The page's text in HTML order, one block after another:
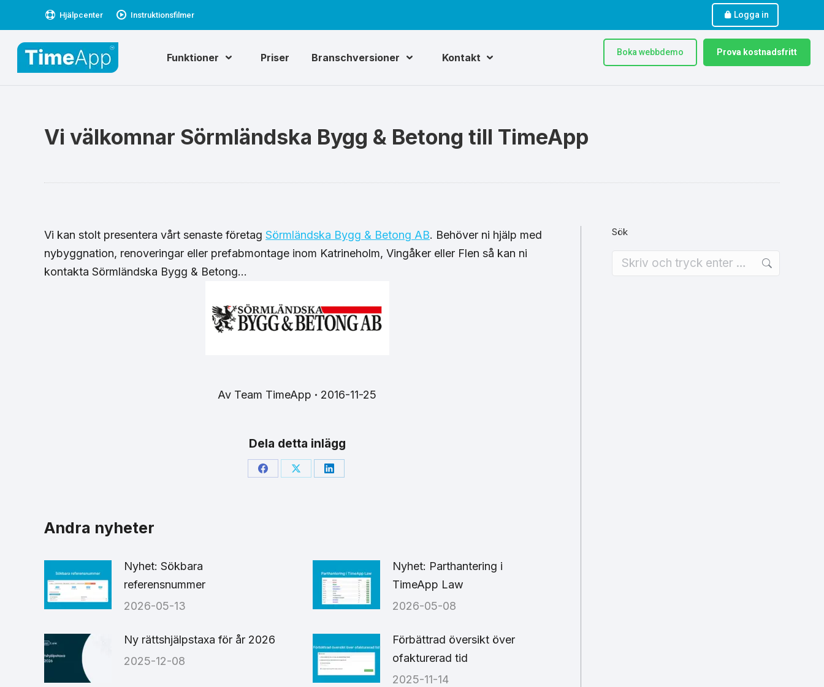
Hjälpcenter Instruktionsfilmer Logga in
Funktioner Priser Branschversioner Kontakt Boka webbdemo Prova kostnadsfritt
Vi välkomnar Sörmländska Bygg & Betong till TimeApp
Vi kan stolt presentera vårt senaste företag Sörmländska Bygg & Betong AB. Behöver ni hjälp med
nybyggnation, renoveringar eller prefabmontage inom Katrineholm, Vingåker eller Flen så kan ni
kontakta Sörmländska Bygg & Betong…
Av Team TimeApp 2016-11-25
Dela detta inlägg
Share Share Share
Andra nyheter
Nyhet: Sökbara
referensnummer
2026-05-13
Nyhet: Parthantering i
TimeApp Law
2026-05-08
Ny rättshjälpstaxa för år 2026
2025-12-08
Förbättrad översikt över
ofakturerad tid
2025-11-14
Sök